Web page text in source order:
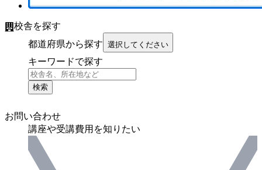
校舎を探す
都道府県から探す 選択してください
キーワードで探す
検索
お問い合わせ
講座や受講費用を知りたい